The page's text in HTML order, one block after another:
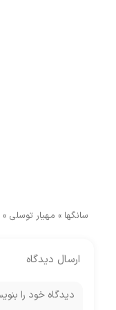
سانگها » مهیار توسلی »
ارسال دیدگاه